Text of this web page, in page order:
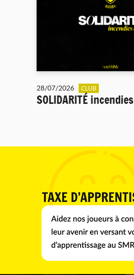
28/07/2026 CLUB
SOLIDARITÉ incendies